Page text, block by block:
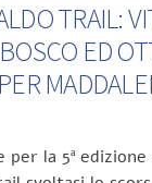
TRAIL:
ED
per la 5ª edizione